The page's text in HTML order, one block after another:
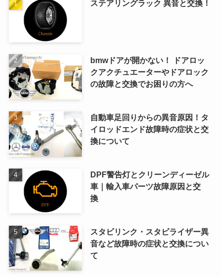
ステアリングラック 異音と交換！
bmwドアが開かない！ ドアロッ
クアクチュエーターやドアロック
の故障と交換でお困りの方へ
自動車足回りからの異音原因！タ
イロッドエンド故障時の症状と交
換について
DPF警告灯とクリーンディーゼル
車｜輸入車パーツ故障原因と交
換
スタビリンク・スタビライザー異
音など故障時の症状と交換につい
て